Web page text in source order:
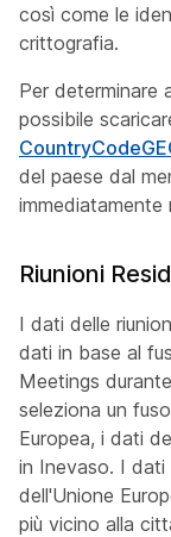
così come le
crittografia.
Per determinare
possibile
del paese dal
immediatamente
Riunioni
I dati delle
dati in base al
Meetings
seleziona un
Europea, i dati
in Inevaso. I dati
dell'Unione
più vicino alla